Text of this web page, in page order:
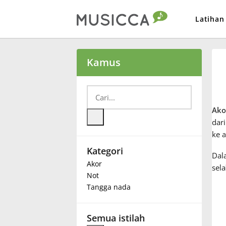
Latihan
Български
Deutsch
Español
Kamus
Kategori
Akor
Not
Tangga nada
Semua istilah
ke